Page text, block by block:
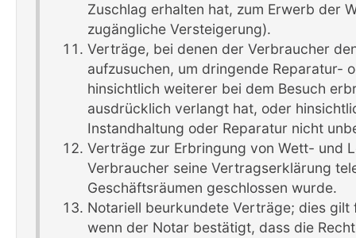
Zuschlag erhalten hat, zum Erwerb der
zugängliche Versteigerung).
Verträge, bei denen der Verbraucher
aufzusuchen, um dringende Reparatur-
hinsichtlich weiterer bei dem Besuch
ausdrücklich verlangt hat, oder
Instandhaltung oder Reparatur nicht
Verträge zur Erbringung von Wett- und
Verbraucher seine Vertragserklärung
Geschäftsräumen geschlossen wurde.
Notariell beurkundete Verträge; dies
wenn der Notar bestätigt, dass die